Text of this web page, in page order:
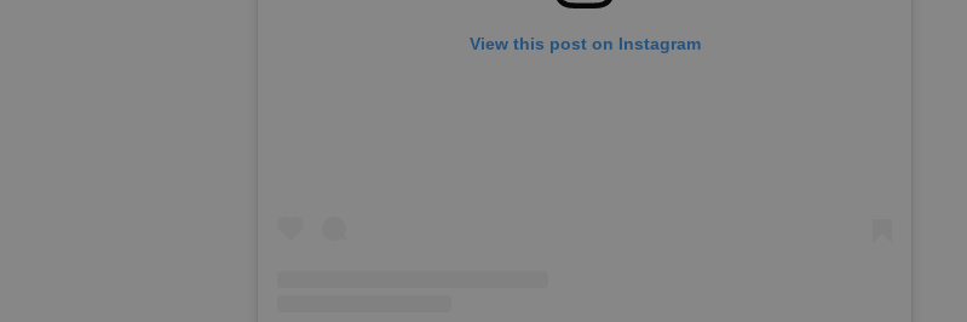
View this post on Instagram